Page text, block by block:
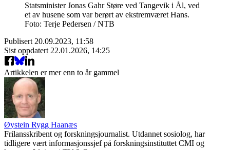
Statsminister Jonas Gahr Støre ved Tangevik i Ål, ved
et av husene som var berørt av ekstremværet Hans.
Foto: Terje Pedersen / NTB
Publisert 20.09.2023, 11:58
Sist oppdatert 22.01.2026, 14:25
Artikkelen er mer enn to år gammel
Øystein Rygg Haanæs
Frilansskribent og forskningsjournalist. Utdannet sosiolog, har
tidligere vært informasjonssjef på forskningsinstituttet CMI og